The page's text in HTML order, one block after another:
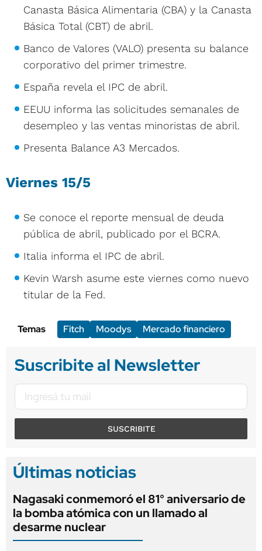
Canasta Básica Alimentaria (CBA) y la Canasta
Básica Total (CBT) de abril.
Banco de Valores (VALO) presenta su balance
corporativo del primer trimestre.
España revela el IPC de abril.
EEUU informa las solicitudes semanales de
desempleo y las ventas minoristas de abril.
Presenta Balance A3 Mercados.
Viernes 15/5
Se conoce el reporte mensual de deuda
pública de abril, publicado por el BCRA.
Italia informa el IPC de abril.
Kevin Warsh asume este viernes como nuevo
titular de la Fed.
Temas Fitch Moodys Mercado financiero
Suscribite al Newsletter
SUSCRIBITE
Últimas noticias
Nagasaki conmemoró el 81° aniversario de
la bomba atómica con un llamado al
desarme nuclear